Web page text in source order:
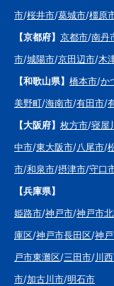
市/桜井市/葛城市/橿原
【京都府】 京都市/南丹
市/城陽市/京田辺市/木
【和歌山県】 橋本市/か
美野町/海南市/有田市/
【大阪府】 枚方市/寝屋
中市/東大阪市/八尾市/
市/和泉市/摂津市/守口
【兵庫県】
姫路市/神戸市/神戸市
庫区/神戸市長田区/神
戸市東灘区/三田市/川
市/加古川市/明石市